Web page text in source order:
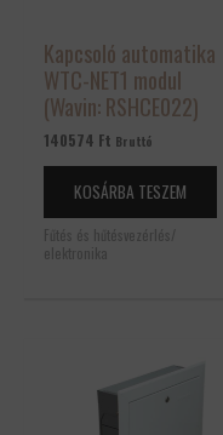
Kapcsoló automatika
WTC-NET1 modul
(Wavin: RSHCE022)
140574 Ft Bruttó
KOSÁRBA TESZEM
Fűtés és hűtésvezérlés/
elektronika